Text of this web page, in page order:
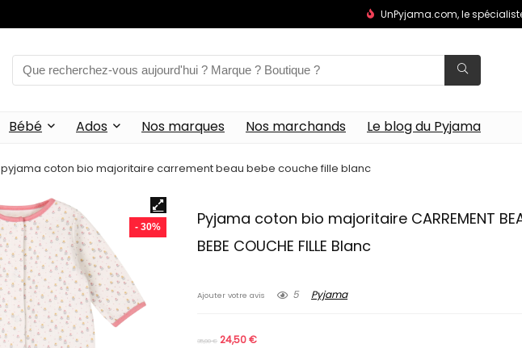
UnPyjama.com, le
Bébé Ados Nos marques Nos marchands Le blog du Pyjama
pyjama coton bio majoritaire carrement beau bebe couche fille blanc
- 30%
Pyjama coton bio majoritaire CARREMENT
BEBE COUCHE FILLE Blanc
Ajouter votre avis 5 Pyjama
35,00€ 24,50€